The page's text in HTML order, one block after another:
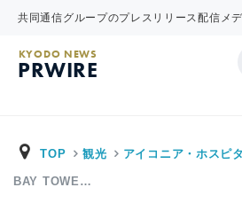
共同通信グループのプレスリリース配信メ
KYODO NEWS
PRWIRE
TOP 観光 アイコニア・ホスピ
BAY TOWE…